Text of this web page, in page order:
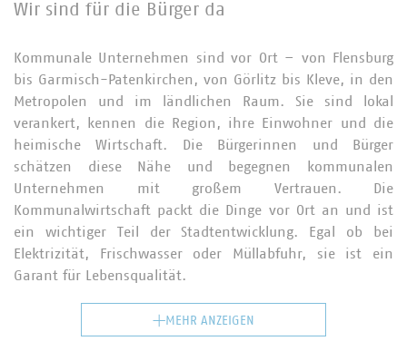
Wir sind für die Bürger da
Kommunale Unternehmen sind vor Ort – von Flensburg
bis Garmisch-Patenkirchen, von Görlitz bis Kleve, in den
Metropolen und im ländlichen Raum. Sie sind lokal
verankert, kennen die Region, ihre Einwohner und die
heimische Wirtschaft. Die Bürgerinnen und Bürger
schätzen diese Nähe und begegnen kommunalen
Unternehmen mit großem Vertrauen. Die
Kommunalwirtschaft packt die Dinge vor Ort an und ist
ein wichtiger Teil der Stadtentwicklung. Egal ob bei
Elektrizität, Frischwasser oder Müllabfuhr, sie ist ein
Garant für Lebensqualität.
MEHR ANZEIGEN